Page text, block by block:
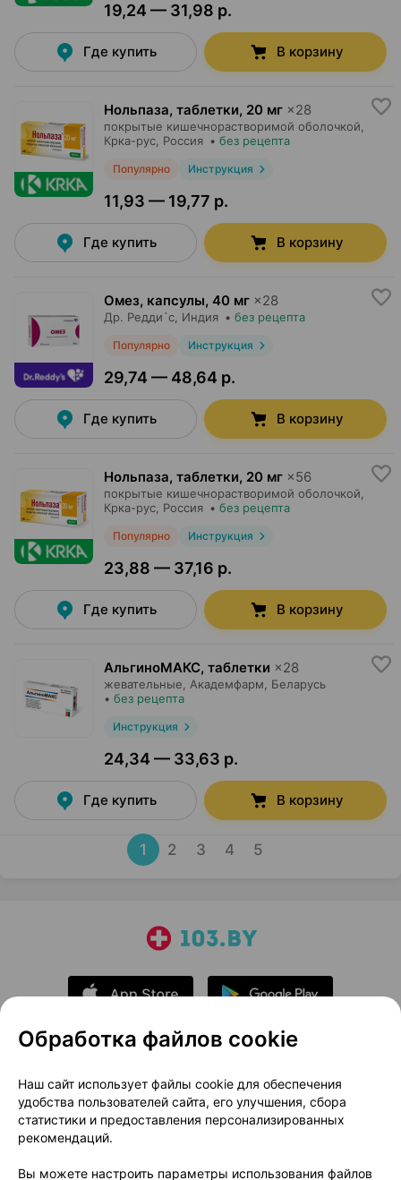
19,24 — 31,98 р.
Где купить В корзину
Нольпаза, таблетки, 20 мг ×28
покрытые кишечнорастворимой оболочкой,
Крка-рус , Россия • без рецепта
Популярно Инструкция
11,93 — 19,77 р.
Где купить В корзину
Омез, капсулы, 40 мг ×28
Др. Редди`с , Индия • без рецепта
Популярно Инструкция
29,74 — 48,64 р.
Где купить В корзину
Нольпаза, таблетки, 20 мг ×56
покрытые кишечнорастворимой оболочкой,
Крка-рус , Россия • без рецепта
Популярно Инструкция
23,88 — 37,16 р.
Где купить В корзину
АльгиноМАКС, таблетки ×28
жевательные, Академфарм , Беларусь
• без рецепта
Инструкция
24,34 — 33,63 р.
Где купить В корзину
1 2 3 4 5
О проекте
Новости проекта
Размещение рекламы
Медицинский маркетинг
Публичный договор
Доставка
Обработка файлов cookie
Наш сайт использует файлы cookie для обеспечения
удобства пользователей сайта, его улучшения, сбора
статистики и предоставления персонализированных
рекомендаций.
Вы можете настроить параметры использования файлов